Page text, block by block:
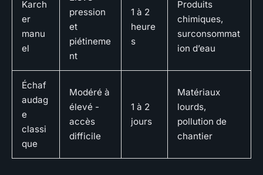
Karch
er
manu
el
pression
et
piétineme
nt
1 à 2
heure
s
Produits
chimiques,
surconsommat
ion d’eau
Échaf
audag
e
classi
que
Modéré à
élevé -
accès
difficile
1 à 2
jours
Matériaux
lourds,
pollution de
chantier